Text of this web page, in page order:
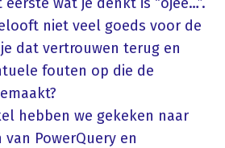
niet veel goeds voor de
dat vertrouwen terug en
fouten op die de
hebben we gekeken naar
PowerQuery en